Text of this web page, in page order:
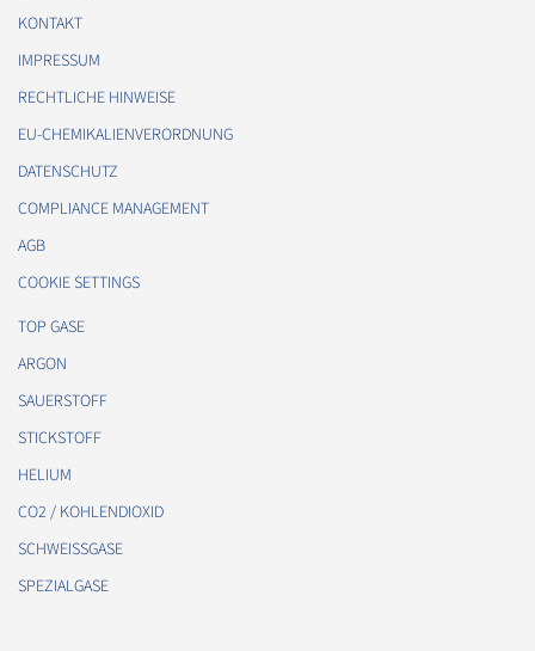
KONTAKT
IMPRESSUM
RECHTLICHE HINWEISE
EU-CHEMIKALIENVERORDNUNG
DATENSCHUTZ
COMPLIANCE MANAGEMENT
AGB
COOKIE SETTINGS
TOP GASE
ARGON
SAUERSTOFF
STICKSTOFF
HELIUM
CO2 / KOHLENDIOXID
SCHWEISSGASE
SPEZIALGASE